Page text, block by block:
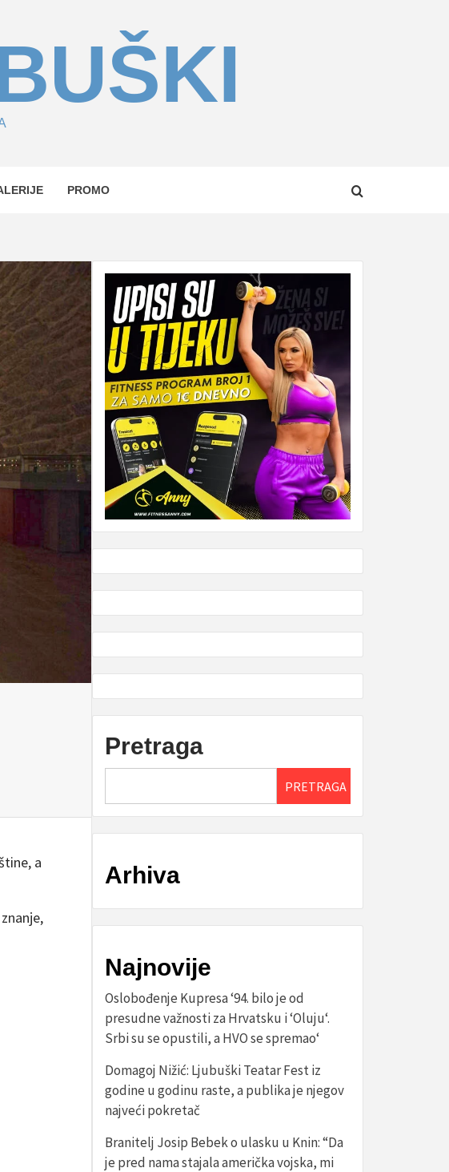
PROMO
a
Pretraga
PRETRAGA
Arhiva
Najnovije
Oslobođenje Kupresa ‘94. bilo je od
presudne važnosti za Hrvatsku i ‘Oluju‘.
Srbi su se opustili, a HVO se spremao‘
Domagoj Nižić: Ljubuški Teatar Fest iz
godine u godinu raste, a publika je njegov
najveći pokretač
Branitelj Josip Bebek o ulasku u Knin: “Da
je pred nama stajala američka vojska, mi